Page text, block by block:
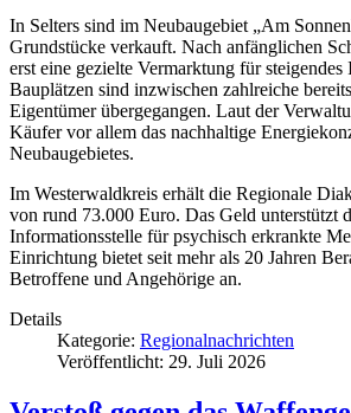
In Selters sind im Neubaugebiet „Am
Grundstücke verkauft. Nach anfänglichen
erst eine gezielte Vermarktung für steigendes
Bauplätzen sind inzwischen zahlreiche
Eigentümer übergegangen. Laut der
Käufer vor allem das nachhaltige
Neubaugebietes.
Im Westerwaldkreis erhält die Regionale
von rund 73.000 Euro. Das Geld unterstützt
Informationsstelle für psychisch erkrankte
Einrichtung bietet seit mehr als 20 Jahren
Betroffene und Angehörige an.
Details
Kategorie: Regionalnachrichten
Veröffentlicht: 29. Juli 2026